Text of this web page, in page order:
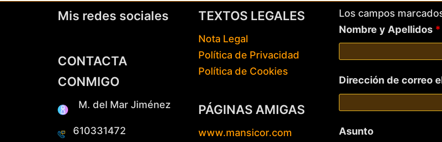
Mis redes sociales
CONTACTA
CONMIGO
M. del Mar Jiménez
610331472
TEXTOS LEGALES
Nota Legal
Política de Privacidad
Política de Cookies
PÁGINAS AMIGAS
www.mansicor.com
Los campos
Nombre y Apellidos *
Dirección de correo
Asunto